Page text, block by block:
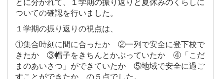
ついての確認を行いました。
１学期の振り返りの視点は、
①集合時刻に間に合ったか ②一列で安全に登下校で
きたか ③帽子をきちんとかぶっていたか ④「こだ
まのあいさつ」ができていたか ⑤地域で安全に過ご
すことができたか の５点でした。